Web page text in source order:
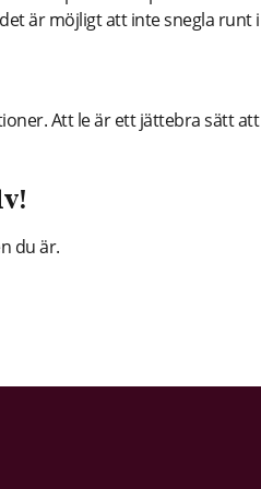
är möjligt att inte snegla
Att le är ett jättebra sätt
du är.